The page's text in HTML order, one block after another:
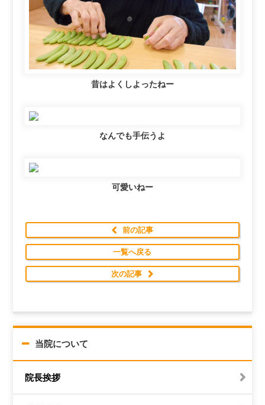
昔はよくしよったねー
なんでも手伝うよ
可愛いねー
前の記事
一覧へ戻る
次の記事
当院について
院長挨拶